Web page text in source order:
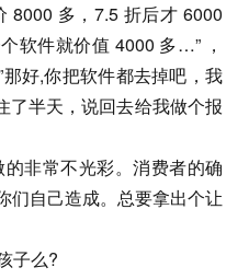
8000 多，7.5 折后才 6000
软件就价值 4000 多…” ，
好,你把软件都去掉吧，我
半天，说回去给我做个报
非常不光彩。消费者的确
们自己造成。总要拿出个让
子么?